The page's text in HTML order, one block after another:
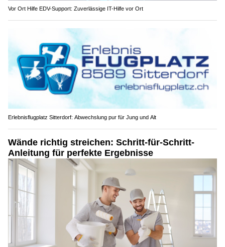
Vor Ort Hilfe EDV-Support: Zuverlässige IT-Hilfe vor Ort
Erlebnisflugplatz Sitterdorf: Abwechslung pur für Jung und Alt
Wände richtig streichen: Schritt-für-Schritt-
Anleitung für perfekte Ergebnisse